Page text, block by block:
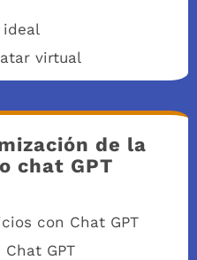
virtual
de la
chat GPT
con Chat GPT
GPT